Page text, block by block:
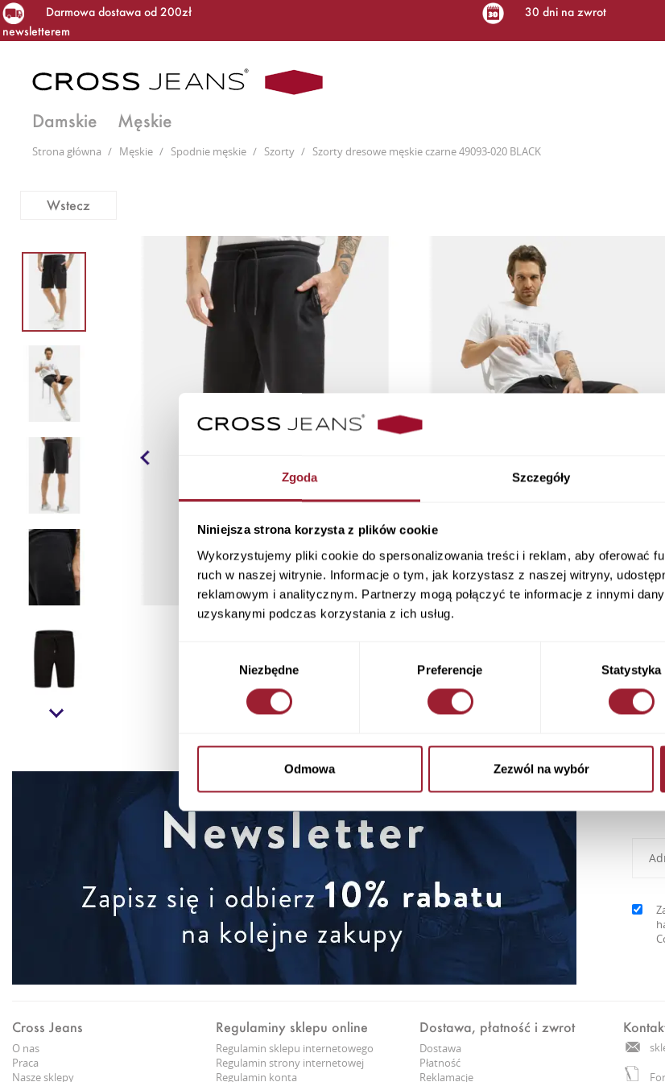
Zgoda Szczegóły
Niniejsza strona korzysta z plików cookie
Wykorzystujemy pliki cookie do spersonalizowania treści i reklam, aby oferować
ruch w naszej witrynie. Informacje o tym, jak korzystasz z naszej witryny,
reklamowym i analitycznym. Partnerzy mogą połączyć te informacje z innymi
uzyskanymi podczas korzystania z ich usług.
Niezbędne Preferencje Statystyka
Odmowa Zezwól na wybór
Darmowa dostawa od 200zł 30 dni na zwrot
newsletterem
Damskie Męskie
Strona główna / Męskie / Spodnie męskie / Szorty / Szorty dresowe męskie czarne 49093-020 BLACK
Wstecz
Cross Jeans
O nas
Praca
Nasze sklepy
Regulaminy sklepu online
Regulamin sklepu internetowego
Regulamin strony internetowej
Regulamin konta
Dostawa, płatność i zwrot
Dostawa
Płatność
Reklamacje